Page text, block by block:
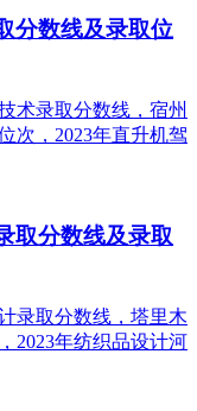
分数线及录取位
取分数线及录取